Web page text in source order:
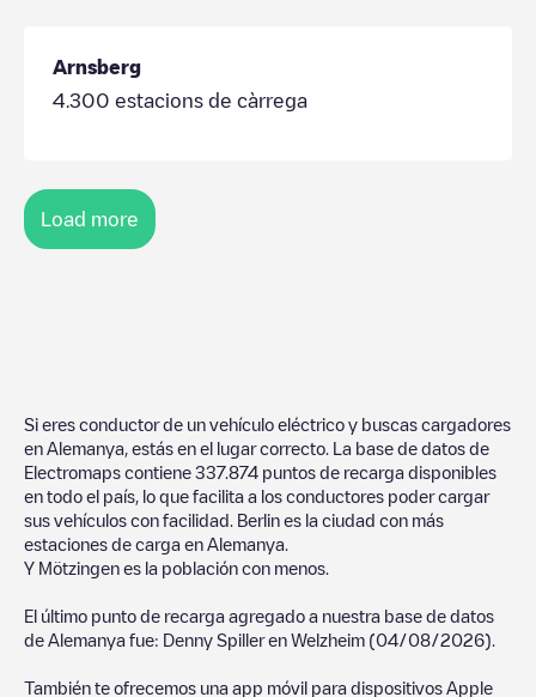
Arnsberg
4.300 estacions de càrrega
Load more
Si eres conductor de un vehículo eléctrico y buscas cargadores
en Alemanya , estás en el lugar correcto. La base de datos de
Electromaps contiene 337.874 puntos de recarga disponibles
en todo el país, lo que facilita a los conductores poder cargar
sus vehículos con facilidad. Berlin es la ciudad con más
estaciones de carga en Alemanya
Y Mötzingen es la población con menos.
El último punto de recarga agregado a nuestra base de datos
de Alemanya fue: Denny Spilleren Welzheim (04/08/2026).
También te ofrecemos una app móvil para dispositivos Apple